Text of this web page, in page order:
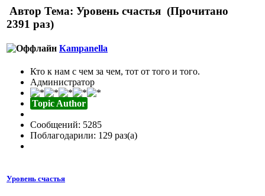
Автор Тема: Уровень счастья (Прочитано
2391 раз)
Кampanella
Кто к нам с чем за чем, тот от того и того.
Администратор
Topic Author
Сообщений: 5285
Поблагодарили: 129 раз(а)
Уровень счастья